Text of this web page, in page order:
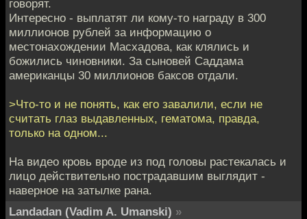
говорят.
Интересно - выплатят ли кому-то награду в 300
миллионов рублей за информацию о
местонахождении Масхадова, как клялись и
божились чиновники. За сыновей Саддама
американцы 30 миллионов баксов отдали.
>Что-то и не понять, как его завалили, если не
считать глаз выдавленных, гематома, правда,
только на одном...
На видео кровь вроде из под головы растекалась и
лицо действительно пострадавшим выглядит -
наверное на затылке рана.
Landadan (Vadim A. Umanski) »